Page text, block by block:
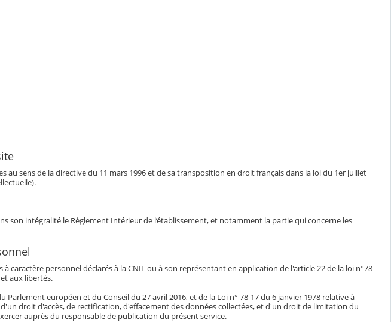
au sens de la directive du 11 mars 1996 et de sa transposition en droit français dans la loi du 1er juillet
son intégralité le Règlement Intérieur de l’établissement, et notamment la partie qui concerne les
personnel déclarés à la CNIL ou à son représentant en application de l'article 22 de la loi n°78-
aux libertés.
Parlement européen et du Conseil du 27 avril 2016, et de la Loi n° 78-17 du 6 janvier 1978 relative à
droit d'accès, de rectification, d'effacement des données collectées, et d'un droit de limitation du
auprès du responsable de publication du présent service.